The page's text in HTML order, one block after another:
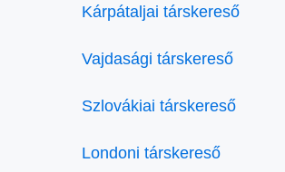
Kárpátaljai társkereső
Vajdasági társkereső
Szlovákiai társkereső
Londoni társkereső